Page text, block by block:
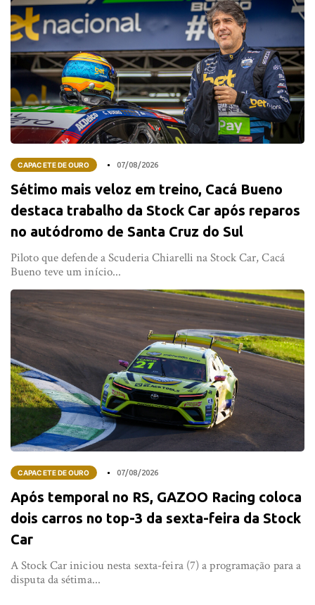
CAPACETE DE OURO 07/08/2026
Sétimo mais veloz em treino, Cacá Bueno
destaca trabalho da Stock Car após reparos
no autódromo de Santa Cruz do Sul
Piloto que defende a Scuderia Chiarelli na Stock Car, Cacá
Bueno teve um início...
CAPACETE DE OURO 07/08/2026
Após temporal no RS, GAZOO Racing coloca
dois carros no top-3 da sexta-feira da Stock
Car
A Stock Car iniciou nesta sexta-feira (7) a programação para a
disputa da sétima...